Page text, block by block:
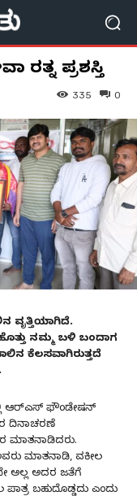
ರತ್ನ ಪ್ರಶಸ್ತಿ
0
335
ವೃತ್ತಿಯಾಗಿದೆ.
ನಮ್ಮ ಬಳಿ ಬಂದಾಗ
ಕೆಲಸವಾಗಿರುತ್ತದೆ
ಆರ್‌ಎಸ್ ಫೌಂಡೇಷನ್
ದಿನಾಚರಣೆ
ಮಾತನಾಡಿದರು.
ಮಾತನಾಡಿ, ವಕೀಲ
ಅಲ್ಲ ಅದರ ಜತೆಗೆ
ಬಹುದೊಡ್ಡದು ಎಂದು